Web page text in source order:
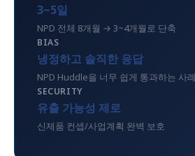
3~5일
NPD 전체 8개월 → 3~4개월로 단축
BIAS
냉정하고 솔직한 응답
NPD Huddle을 너무 쉽게 통과하는 사
SECURITY
유출 가능성 제로
신제품 컨셉/사업계획 완벽 보호